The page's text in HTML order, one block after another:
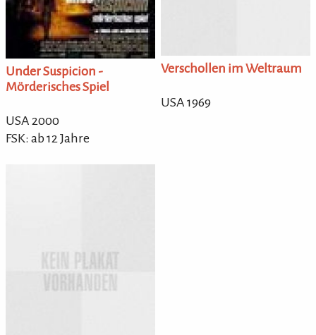
Under Suspicion -
Mörderisches Spiel
USA 2000
FSK: ab 12 Jahre
Verschollen im Weltraum
USA 1969